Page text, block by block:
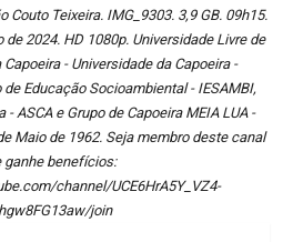
Couto Teixeira. IMG_9303. 3,9 GB. 09h15.
de 2024. HD 1080p. Universidade Livre de
- Universidade da Capoeira -
de Educação Socioambiental - IESAMBI,
ASCA e Grupo de Capoeira MEIA LUA -
Maio de 1962. Seja membro deste canal
ganhe benefícios:
channel/UCE6HrA5Y_VZ4-
hgw8FG13aw/join